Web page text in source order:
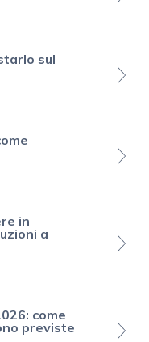
sul
in
a
come
previste